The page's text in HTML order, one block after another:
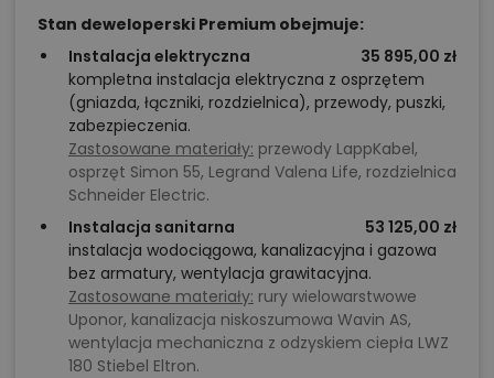
Stan deweloperski Premium obejmuje:
Instalacja elektryczna
35 895,00 zł
kompletna instalacja elektryczna z osprzętem
(gniazda, łączniki, rozdzielnica), przewody, puszki,
zabezpieczenia.
Zastosowane materiały: przewody LappKabel,
osprzęt Simon 55, Legrand Valena Life, rozdzielnica
Schneider Electric.
Instalacja sanitarna
53 125,00 zł
instalacja wodociągowa, kanalizacyjna i gazowa
bez armatury, wentylacja grawitacyjna.
Zastosowane materiały: rury wielowarstwowe
Uponor, kanalizacja niskoszumowa Wavin AS,
wentylacja mechaniczna z odzyskiem ciepła LWZ
180 Stiebel Eltron.